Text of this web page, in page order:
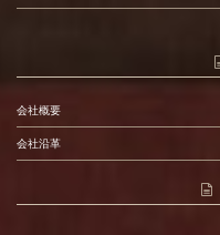
会社概要
会社沿革